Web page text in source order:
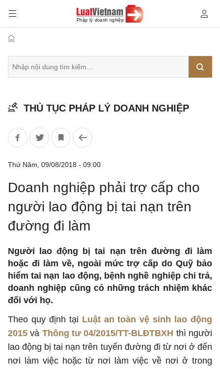
THỦ TỤC PHÁP LÝ DOANH NGHIỆP
Thứ Năm, 09/08/2018 - 09:00
Doanh nghiệp phải trợ cấp cho
người lao động bị tai nạn trên
đường đi làm
Người lao động bị tai nạn trên đường đi làm
hoặc đi làm về, ngoài mức trợ cấp do Quỹ bảo
hiểm tai nạn lao động, bệnh nghề nghiệp chi trả,
doanh nghiệp cũng có những trách nhiệm khác
đối với họ.
Theo quy định tại Luật an toàn vệ sinh lao động
2015 và Thông tư 04/2015/TT-BLĐTBXH thì người
lao động bị tai nạn trên tuyến đường đi từ nơi ở đến
nơi làm việc hoặc từ nơi làm việc về nơi ở trong